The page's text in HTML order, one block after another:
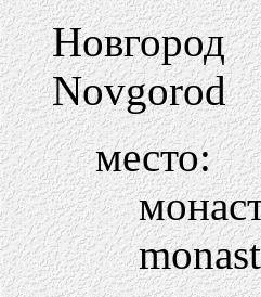
Новгород
Novgorod
место: